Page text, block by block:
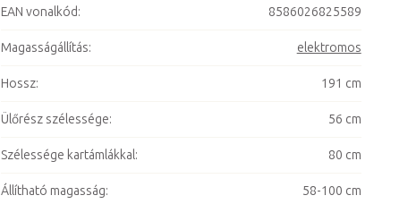
EAN vonalkód: 8586026825589
Magasságállítás: elektromos
Hossz: 191 cm
Ülőrész szélessége: 56 cm
Szélessége kartámlákkal: 80 cm
Állítható magasság: 58-100 cm